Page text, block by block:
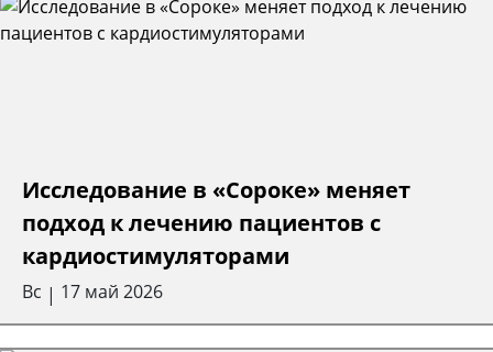
Исследование в «Сороке» меняет
подход к лечению пациентов с
кардиостимуляторами
Вс | 17 май 2026